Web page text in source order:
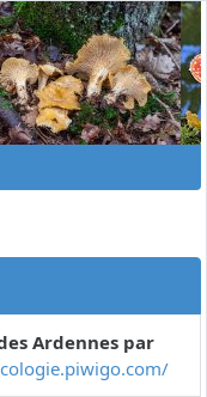
Ardennes par